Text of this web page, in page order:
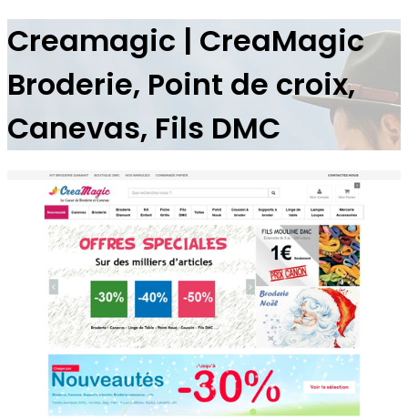
Creamagic | CreaMagic
Broderie, Point de croix,
Canevas, Fils DMC